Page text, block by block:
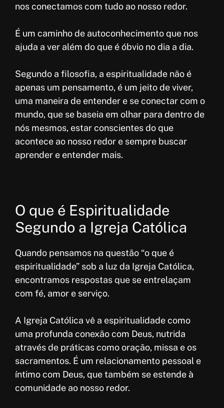
nos conectamos com tudo ao nosso redor.
É um caminho de autoconhecimento que nos
ajuda a ver além do que é óbvio no dia a dia.
Segundo a filosofia, a espiritualidade não é
apenas um pensamento, é um jeito de viver,
uma maneira de entender e se conectar com o
mundo, que se baseia em olhar para dentro de
nós mesmos, estar conscientes do que
acontece ao nosso redor e sempre buscar
aprender e entender mais.
O que é Espiritualidade
Segundo a Igreja Católica
Quando pensamos na questão “o que é
espiritualidade” sob a luz da Igreja Católica,
encontramos respostas que se entrelaçam
com fé, amor e serviço.
A Igreja Católica vê a espiritualidade como
uma profunda conexão com Deus, nutrida
através de práticas como oração, missa e os
sacramentos. É um relacionamento pessoal e
íntimo com Deus, que também se estende à
comunidade ao nosso redor.